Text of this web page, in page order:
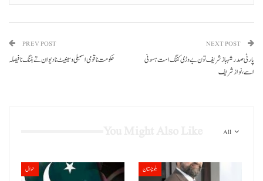
PREV POST NEXT POST
پارٹی صدر شہبازشریف تون بے وڑی کننگ است ہسونی
اسے، نوازشریف
All
حوال بلوچستان